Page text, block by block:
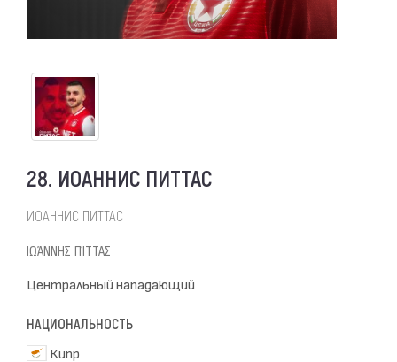
28. ИОАННИС ПИТТАС
ИОАННИС ПИТТАС
ΙΩΆΝΝΗΣ ΠΊΤΤΑΣ
Центральный нападающий
НАЦИОНАЛЬНОСТЬ
Кипр